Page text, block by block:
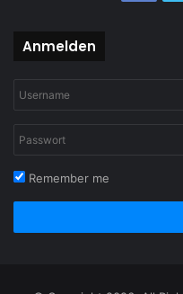
Anmelden
Remember me